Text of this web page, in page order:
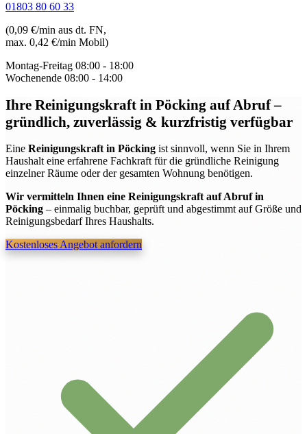
01803 80 60 33
(0,09 €/min aus dt. FN,
max. 0,42 €/min Mobil)
Montag-Freitag 08:00 - 18:00
Wochenende 08:00 - 14:00
Ihre Reinigungskraft in Pöcking auf Abruf–
gründlich, zuverlässig & kurzfristig verfügbar
Eine Reinigungskraft in Pöcking ist sinnvoll, wenn Sie in Ihrem
Haushalt eine erfahrene Fachkraft für die gründliche Reinigung
einzelner Räume oder der gesamten Wohnung benötigen.
Wir vermitteln Ihnen eine Reinigungskraft auf Abruf in
Pöcking– einmalig buchbar, geprüft und abgestimmt auf Größe und
Reinigungsbedarf Ihres Haushalts.
Kostenloses Angebot anfordern